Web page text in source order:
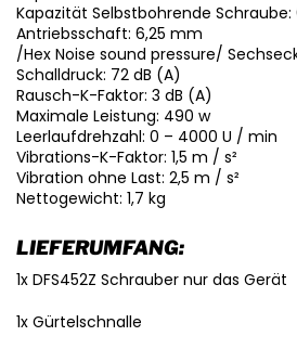
Kapazität Selbstbohrende
Antriebsschaft: 6,25 mm
/Hex Noise sound pressure/
Schalldruck: 72 dB (A)
Rausch-K-Faktor: 3 dB (A)
Maximale Leistung: 490 w
Leerlaufdrehzahl: 0 – 4000 U / min
Vibrations-K-Faktor: 1,5 m / s²
Vibration ohne Last: 2,5 m / s²
Nettogewicht: 1,7 kg
LIEFERUMFANG:
1x DFS452Z Schrauber nur das Gerät
1x Gürtelschnalle